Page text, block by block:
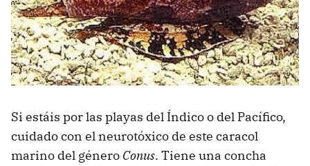
Si estáis por las playas del Índico o del Pacífico,
cuidado con el neurotóxico de este caracol
marino del género Conus. Tiene una concha